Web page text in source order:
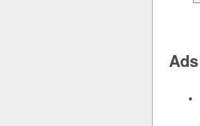
Ads